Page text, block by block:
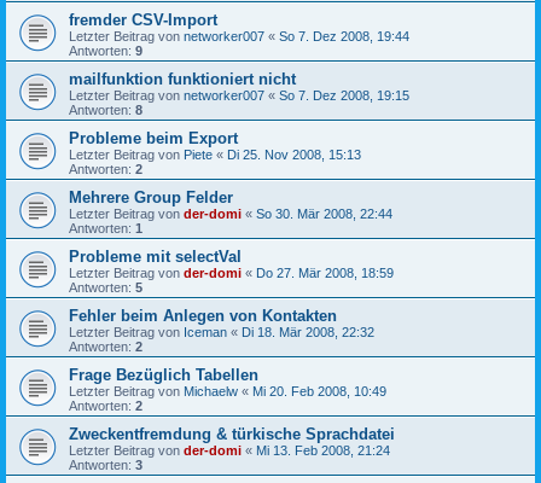
fremder CSV-Import
Letzter Beitrag von networker007 « So 7. Dez 2008, 19:44
Antworten: 9
mailfunktion funktioniert nicht
Letzter Beitrag von networker007 « So 7. Dez 2008, 19:15
Antworten: 8
Probleme beim Export
Letzter Beitrag von Piete « Di 25. Nov 2008, 15:13
Antworten: 2
Mehrere Group Felder
Letzter Beitrag von der-domi « So 30. Mär 2008, 22:44
Antworten: 1
Probleme mit selectVal
Letzter Beitrag von der-domi « Do 27. Mär 2008, 18:59
Antworten: 5
Fehler beim Anlegen von Kontakten
Letzter Beitrag von Iceman « Di 18. Mär 2008, 22:32
Antworten: 2
Frage Bezüglich Tabellen
Letzter Beitrag von Michaelw « Mi 20. Feb 2008, 10:49
Antworten: 2
Zweckentfremdung & türkische Sprachdatei
Letzter Beitrag von der-domi « Mi 13. Feb 2008, 21:24
Antworten: 3